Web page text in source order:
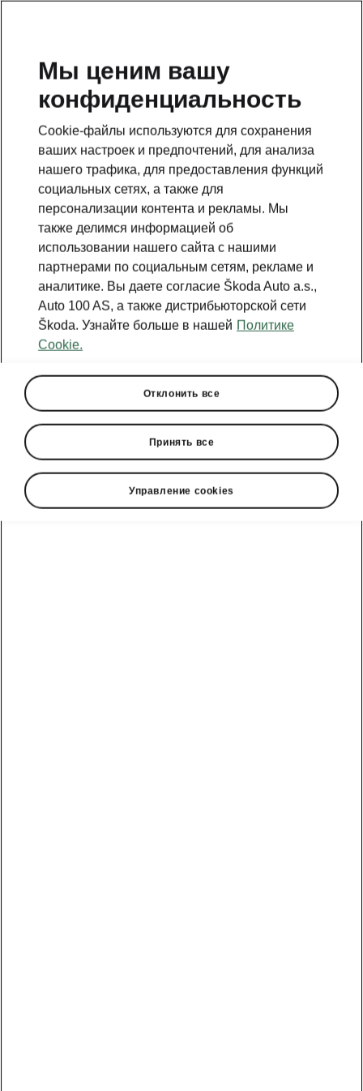
Мы ценим вашу
конфиденциальность
Cookie-файлы используются для сохранения
ваших настроек и предпочтений, для анализа
нашего трафика, для предоставления функций
социальных сетях, а также для
персонализации контента и рекламы. Мы
также делимся информацией об
использовании нашего сайта с нашими
партнерами по социальным сетям, рекламе и
аналитике. Вы даете согласие Škoda Auto a.s.,
Auto 100 AS, а также дистрибьюторской сети
Škoda. Узнайте больше в нашей Политике
Cookie.
Отклонить все
Принять все
Управление cookies